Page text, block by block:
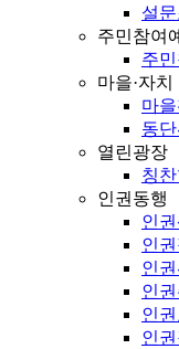
설
주민참여
주
마을·자치
마
동
열린광장
칭
인권동행
인
인
인
인
인
인